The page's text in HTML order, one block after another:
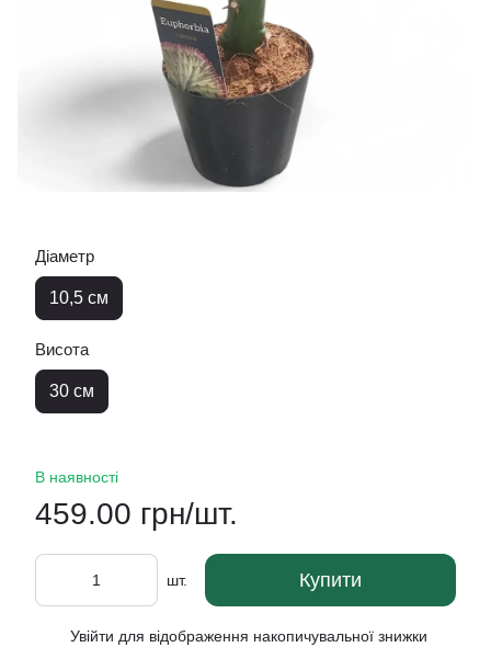
Діаметр
10,5 см
Висота
30 см
В наявності
459.00 грн/шт.
шт. Купити
Увійти для відображення накопичувальної знижки